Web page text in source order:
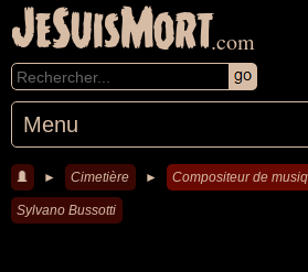
JeSuisMort.com
Menu
► Cimetière ► Compositeur de
Sylvano Bussotti